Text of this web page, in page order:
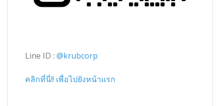
Line ID : @krubcorp
คลิกที่นี่!! เพื่อไปยังหน้าแรก